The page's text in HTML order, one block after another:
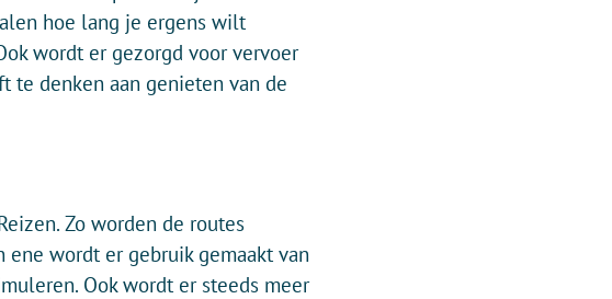
hoe lang je ergens wilt
wordt er gezorgd voor vervoer
te denken aan genieten van de
Zo worden de routes
wordt er gebruik gemaakt van
Ook wordt er steeds meer